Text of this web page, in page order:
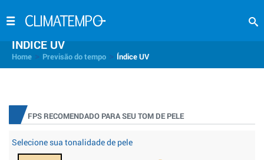
INDICE UV
Home Previsão do tempo Índice UV
FPS RECOMENDADO PARA SEU TOM DE PELE
Selecione sua tonalidade de pele